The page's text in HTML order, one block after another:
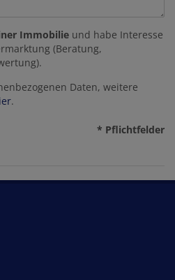
Immobilie und habe Interesse
(Beratung,
Daten, weitere
.
* Pflichtfelder